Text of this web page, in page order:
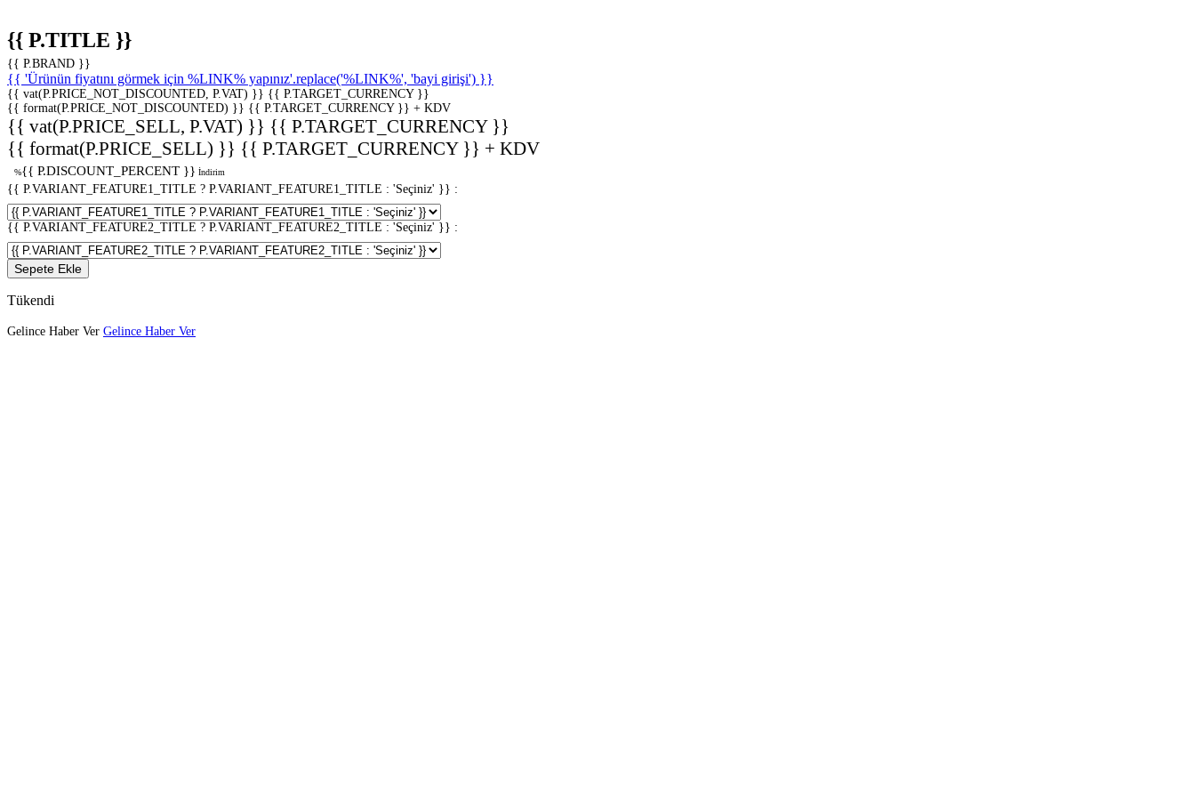
{{ P.TITLE }}
{{ P.BRAND }}
{{ 'Ürünün fiyatını görmek için %LINK% yapınız'.replace('%LINK%', 'bayi girişi') }}
{{ vat(P.PRICE_NOT_DISCOUNTED, P.VAT) }} {{ P.TARGET_CURRENCY }}
{{ format(P.PRICE_NOT_DISCOUNTED) }} {{ P.TARGET_CURRENCY }} + KDV
{{ vat(P.PRICE_SELL, P.VAT) }} {{ P.TARGET_CURRENCY }}
{{ format(P.PRICE_SELL) }} {{ P.TARGET_CURRENCY }} + KDV
%{{ P.DISCOUNT_PERCENT }} İndirim
{{ P.VARIANT_FEATURE1_TITLE ? P.VARIANT_FEATURE1_TITLE : 'Seçiniz' }} :
{{ P.VARIANT_FEATURE2_TITLE ? P.VARIANT_FEATURE2_TITLE : 'Seçiniz' }} :
Sepete Ekle
Tükendi
Gelince Haber Ver Gelince Haber Ver